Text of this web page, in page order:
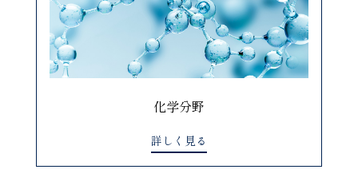
化学分野
詳しく見る